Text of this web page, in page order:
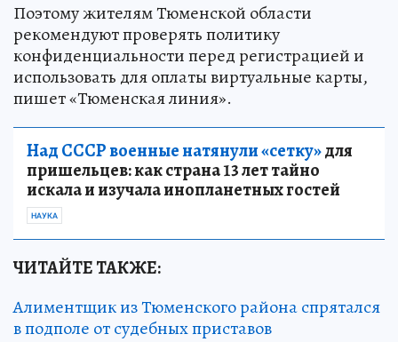
Поэтому жителям Тюменской области
рекомендуют проверять политику
конфиденциальности перед регистрацией и
использовать для оплаты виртуальные карты,
пишет «Тюменская линия».
Над СССР военные натянули «сетку»для
пришельцев: как страна 13 лет тайно
искала и изучала инопланетных гостей
НАУКА
ЧИТАЙТЕ ТАКЖЕ:
Алиментщик из Тюменского района спрятался
в подполе от судебных приставов